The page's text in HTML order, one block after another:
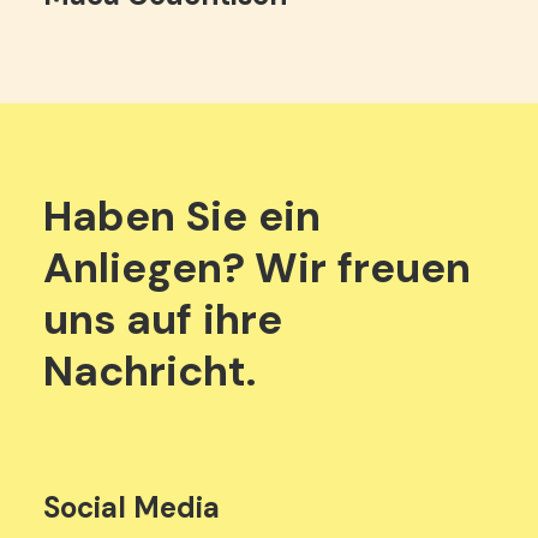
Haben Sie ein
Anliegen? Wir freuen
uns auf ihre
Nachricht.
Social Media